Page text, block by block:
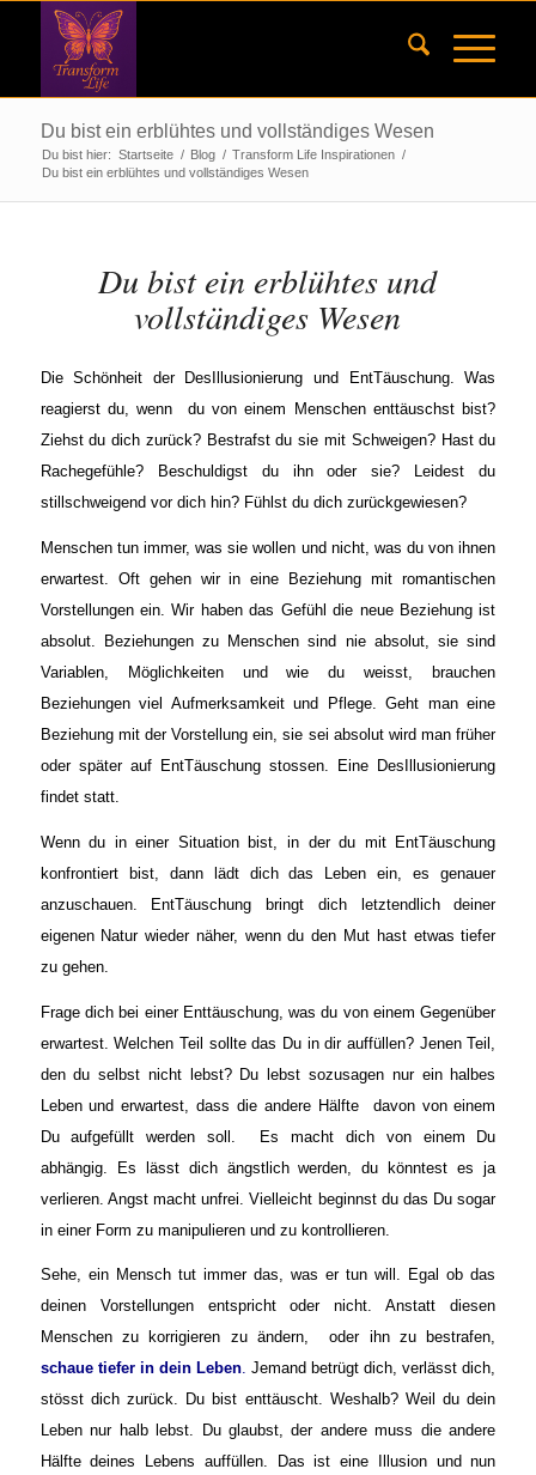
Du bist ein erblühtes und vollständiges Wesen
Du bist hier: Startseite / Blog / Transform Life Inspirationen /
Du bist ein erblühtes und vollständiges Wesen
Du bist ein erblühtes und
vollständiges Wesen
Die Schönheit der DesIllusionierung und EntTäuschung. Was
reagierst du, wenn du von einem Menschen enttäuschst bist?
Ziehst du dich zurück? Bestrafst du sie mit Schweigen? Hast du
Rachegefühle? Beschuldigst du ihn oder sie? Leidest du
stillschweigend vor dich hin? Fühlst du dich zurückgewiesen?
Menschen tun immer, was sie wollen und nicht, was du von ihnen
erwartest. Oft gehen wir in eine Beziehung mit romantischen
Vorstellungen ein. Wir haben das Gefühl die neue Beziehung ist
absolut. Beziehungen zu Menschen sind nie absolut, sie sind
Variablen, Möglichkeiten und wie du weisst, brauchen
Beziehungen viel Aufmerksamkeit und Pflege. Geht man eine
Beziehung mit der Vorstellung ein, sie sei absolut wird man früher
oder später auf EntTäuschung stossen. Eine DesIllusionierung
findet statt.
Wenn du in einer Situation bist, in der du mit EntTäuschung
konfrontiert bist, dann lädt dich das Leben ein, es genauer
anzuschauen. EntTäuschung bringt dich letztendlich deiner
eigenen Natur wieder näher, wenn du den Mut hast etwas tiefer
zu gehen.
Frage dich bei einer Enttäuschung, was du von einem Gegenüber
erwartest. Welchen Teil sollte das Du in dir auffüllen? Jenen Teil,
den du selbst nicht lebst? Du lebst sozusagen nur ein halbes
Leben und erwartest, dass die andere Hälfte davon von einem
Du aufgefüllt werden soll. Es macht dich von einem Du
abhängig. Es lässt dich ängstlich werden, du könntest es ja
verlieren. Angst macht unfrei. Vielleicht beginnst du das Du sogar
in einer Form zu manipulieren und zu kontrollieren.
Sehe, ein Mensch tut immer das, was er tun will. Egal ob das
deinen Vorstellungen entspricht oder nicht. Anstatt diesen
Menschen zu korrigieren zu ändern, oder ihn zu bestrafen,
schaue tiefer in dein Leben. Jemand betrügt dich, verlässt dich,
stösst dich zurück. Du bist enttäuscht. Weshalb? Weil du dein
Leben nur halb lebst. Du glaubst, der andere muss die andere
Hälfte deines Lebens auffüllen. Das ist eine Illusion und nun